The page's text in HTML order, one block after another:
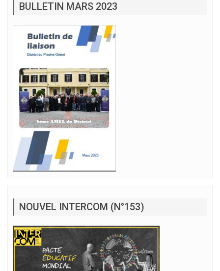
BULLETIN MARS 2023
NOUVEL INTERCOM (N°153)